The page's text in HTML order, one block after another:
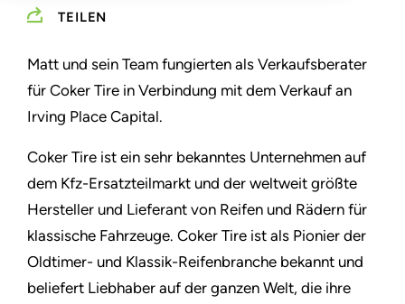
TEILEN
Matt und sein Team fungierten als Verkaufsberater
für Coker Tire in Verbindung mit dem Verkauf an
Irving Place Capital.
Coker Tire ist ein sehr bekanntes Unternehmen auf
dem Kfz-Ersatzteilmarkt und der weltweit größte
Hersteller und Lieferant von Reifen und Rädern für
klassische Fahrzeuge. Coker Tire ist als Pionier der
Oldtimer- und Klassik-Reifenbranche bekannt und
beliefert Liebhaber auf der ganzen Welt, die ihre